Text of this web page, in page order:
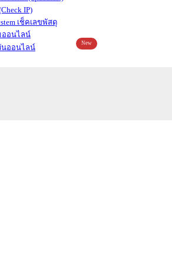
IP)
เช็คเลขพัสดุ
ออนไลน์
นออนไลน์
New